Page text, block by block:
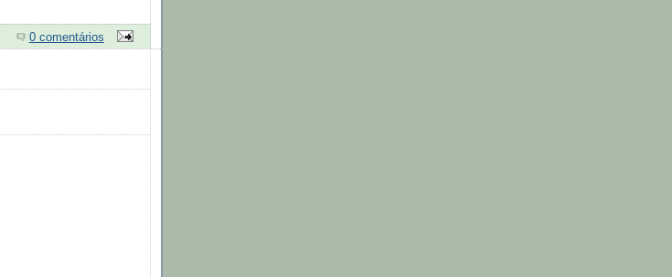
0 comentários